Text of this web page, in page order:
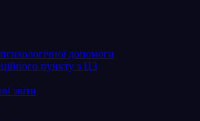
допомоги
пункту з ЦЗ
звіти